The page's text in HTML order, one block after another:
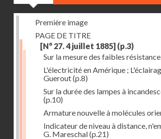
Première image
PAGE DE TITRE
[N° 27. 4 juillet 1885] (p.3)
Sur la mesure des faibles
L'électricité en Amérique ;
Guerout(p.8)
Sur la durée des lampes à
(p.10)
Armature nouvelle à molécules
Indicateur de niveau à distance,
G. Mareschal(p.21)